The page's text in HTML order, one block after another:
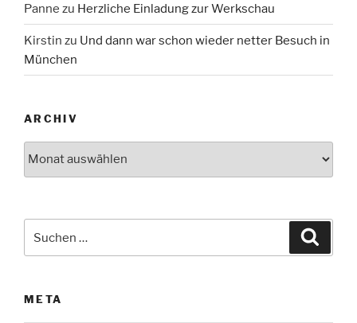
Panne zu Herzliche Einladung zur Werkschau
Kirstin zu Und dann war schon wieder netter Besuch in
München
ARCHIV
nach:
META